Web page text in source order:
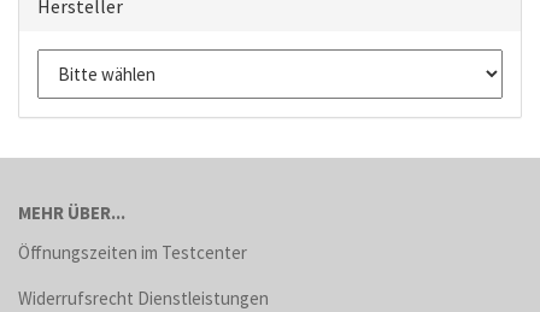
Hersteller
MEHR ÜBER...
Öffnungszeiten im Testcenter
Widerrufsrecht Dienstleistungen